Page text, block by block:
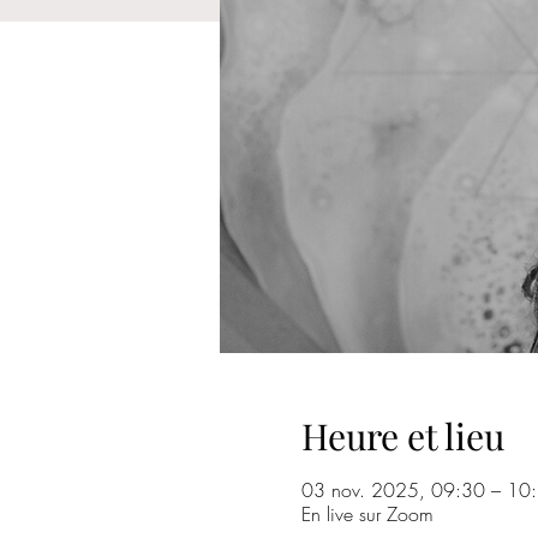
Heure et lieu
03 nov. 2025, 09:30 –
En live sur Zoom